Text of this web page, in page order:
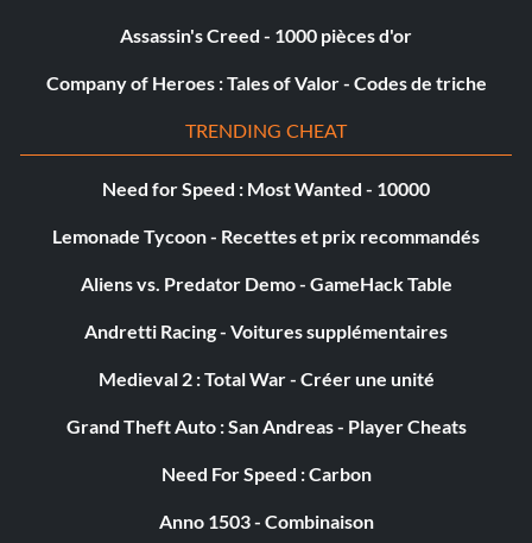
Assassin's Creed - 1000 pièces d'or
Company of Heroes : Tales of Valor - Codes de triche
TRENDING CHEAT
Need for Speed : Most Wanted - 10000
Lemonade Tycoon - Recettes et prix recommandés
Aliens vs. Predator Demo - GameHack Table
Andretti Racing - Voitures supplémentaires
Medieval 2 : Total War - Créer une unité
Grand Theft Auto : San Andreas - Player Cheats
Need For Speed : Carbon
Anno 1503 - Combinaison